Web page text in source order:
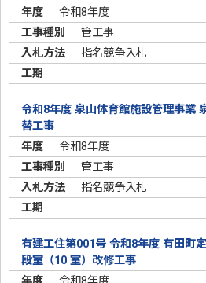
令和8年度
管工事
指名競争入札
令和8年度 泉山体育館施設管理事業
替工事
令和8年度
管工事
指名競争入札
有建工住第001号 令和8年度 有田町
段室（10 室）改修工事